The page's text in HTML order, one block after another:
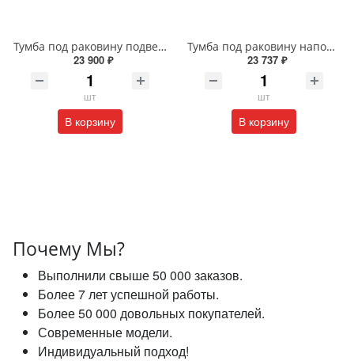
Тумба под раковину подвесная EQUIL Глеам 80.1Я/Gleam 80.1Y амарок/дуб вотан tpGLEAM80.1Y-25
23 900 ₽
шт
В корзину
Тумба под раковину напольная EQUIL Найс 60 см tnNICE60.2Y-05 белая
23 737 ₽
шт
В корзину
Почему Мы?
Выполнили свыше 50 000 заказов.
Более 7 лет успешной работы.
Более 50 000 довольных покупателей.
Современные модели.
Индивидуальный подход!